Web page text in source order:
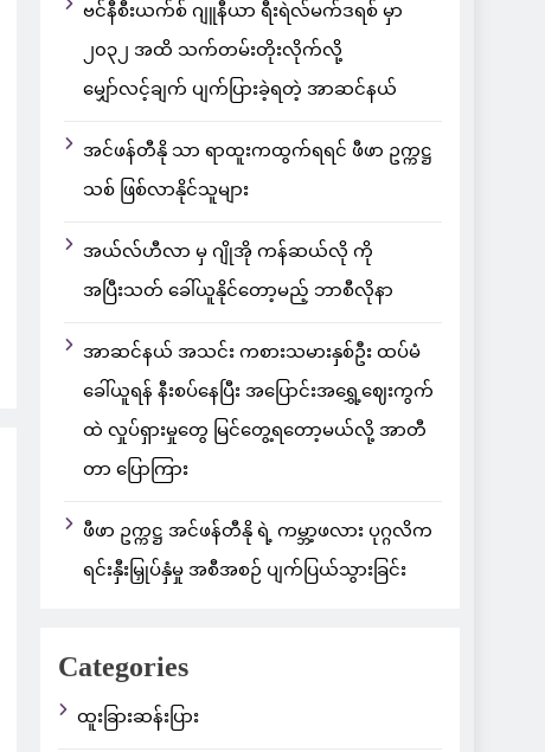
ဗင်နီစီးယက်စ် ဂျူနီယာ ရီးရဲလ်မက်ဒရစ် မှာ
၂၀၃၂ အထိ သက်တမ်းတိုးလိုက်လို့
မျှော်လင့်ချက် ပျက်ပြားခဲ့ရတဲ့ အာဆင်နယ်
အင်ဖန်တီနို သာ ရာထူးကထွက်ရရင် ဖီဖာ ဥက္ကဋ္ဌ
သစ် ဖြစ်လာနိုင်သူများ
အယ်လ်ဟီလာ မှ ဂျိုအို ကန်ဆယ်လို ကို
အပြီးသတ် ခေါ်ယူနိုင်တော့မည့် ဘာစီလိုနာ
အာဆင်နယ် အသင်း ကစားသမားနှစ်ဦး ထပ်မံ
ခေါ်ယူရန် နီးစပ်နေပြီး အပြောင်းအရွှေ့ဈေးကွက်
ထဲ လှုပ်ရှားမှုတွေ မြင်တွေ့ရတော့မယ်လို့ အာတီ
တာ ပြောကြား
ဖီဖာ ဥက္ကဋ္ဌ အင်ဖန်တီနို ရဲ့ ကမ္ဘာ့ဖလား ပုဂ္ဂလိက
ရင်းနှီးမြှုပ်နှံမှု အစီအစဉ် ပျက်ပြယ်သွားခြင်း
Categories
ထူးခြားဆန်းပြား